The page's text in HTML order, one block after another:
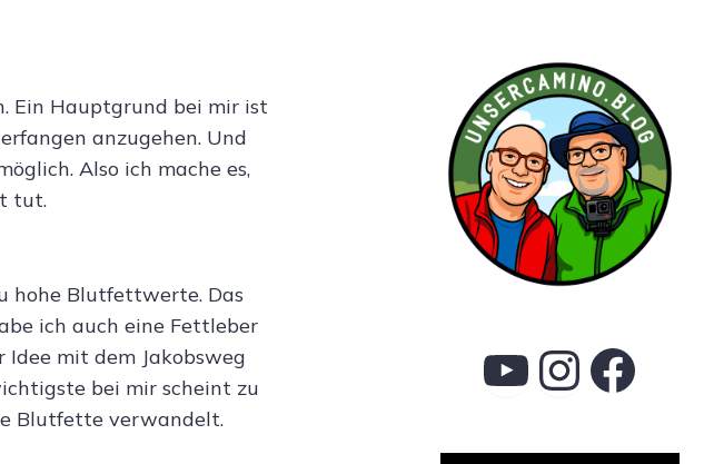
Ein Hauptgrund bei mir ist
anzugehen. Und
Also ich mache es,
tut.
hohe Blutfettwerte. Das
ich auch eine Fettleber
mit dem Jakobsweg
bei mir scheint zu
Blutfette verwandelt.
YouTube